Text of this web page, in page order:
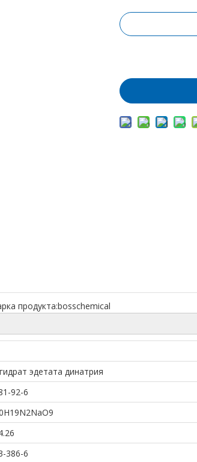
продукта:bosschemical
эдетата динатрия
92-6
386-6